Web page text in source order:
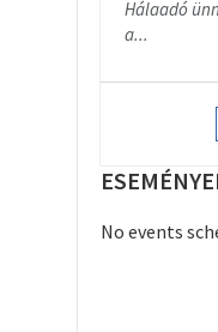
Hálaadó
a...
No events